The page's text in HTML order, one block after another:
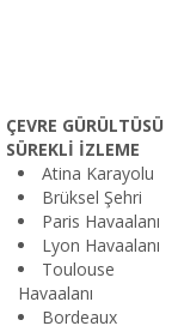
ÇEVRE GÜRÜLTÜSÜ
SÜREKLİ İZLEME
Atina Karayolu
Brüksel Şehri
Paris Havaalanı
Lyon Havaalanı
Toulouse
Havaalanı
Bordeaux